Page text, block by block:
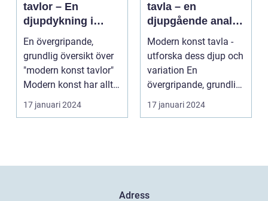
tavlor – En
djupdykning i
konstvärlden
En övergripande,
grundlig översikt över
"modern konst tavlor"
Modern konst har alltid
varit en dyna...
17 januari 2024
tavla – en
djupgående analys
av denna
konstform
Modern konst tavla -
utforska dess djup och
variation En
övergripande, grundlig
översikt över "mod...
17 januari 2024
Adress